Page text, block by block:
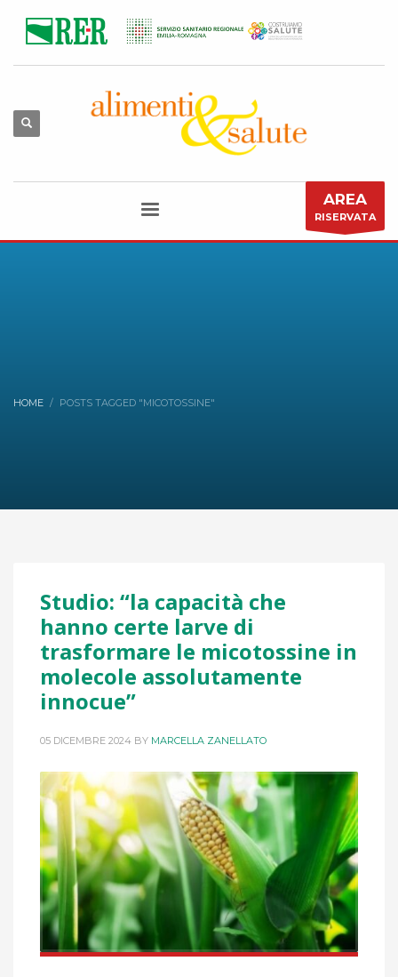
AREA
RISERVATA
HOME POSTS TAGGED "MICOTOSSINE"
Studio: “la capacità che
hanno certe larve di
trasformare le micotossine in
molecole assolutamente
innocue”
05 DICEMBRE 2024 BY MARCELLA ZANELLATO